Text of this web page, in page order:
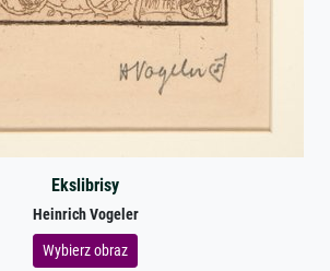
Ekslibrisy
Heinrich Vogeler
Wybierz obraz